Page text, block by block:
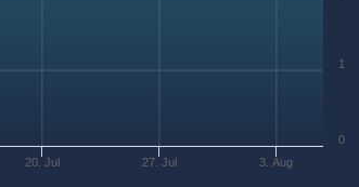
20. Jul 27. Jul 3. Aug
0
1